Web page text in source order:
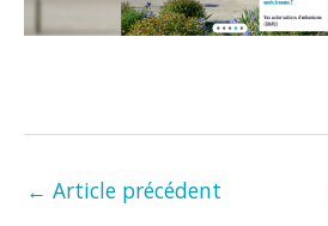
← Article précédent